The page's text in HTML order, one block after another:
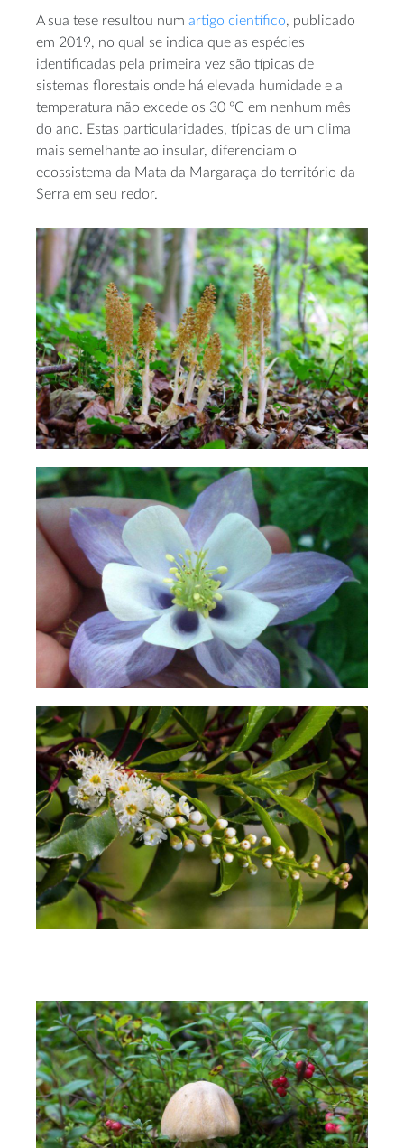
A sua tese resultou num artigo científico, publicado
em 2019, no qual se indica que as espécies
identificadas pela primeira vez são típicas de
sistemas florestais onde há elevada humidade e a
temperatura não excede os 30 ºC em nenhum mês
do ano. Estas particularidades, típicas de um clima
mais semelhante ao insular, diferenciam o
ecossistema da Mata da Margaraça do território da
Serra em seu redor.